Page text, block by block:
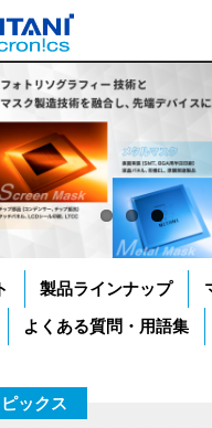
製品ラインナップ
よくある質問・用語集
ックス